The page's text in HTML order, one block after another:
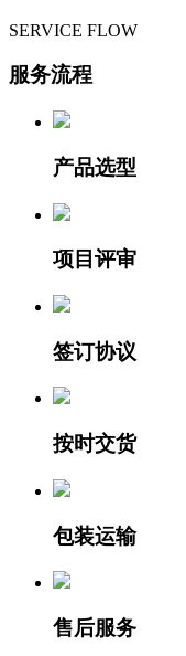
SERVICE FLOW
服务流程
产品选型
项目评审
签订协议
按时交货
包装运输
售后服务